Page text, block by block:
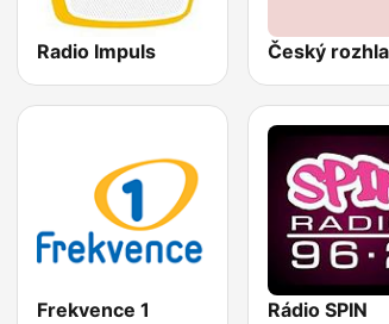
Radio Impuls
Frekvence 1 Rádio SPIN